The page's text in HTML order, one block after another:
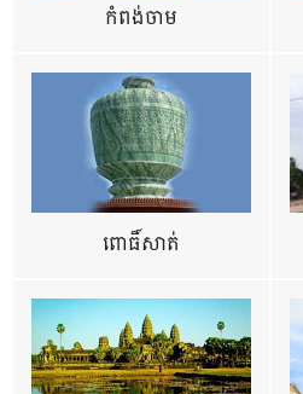
កំពង់ចាម
ពោធិ៍សាត់